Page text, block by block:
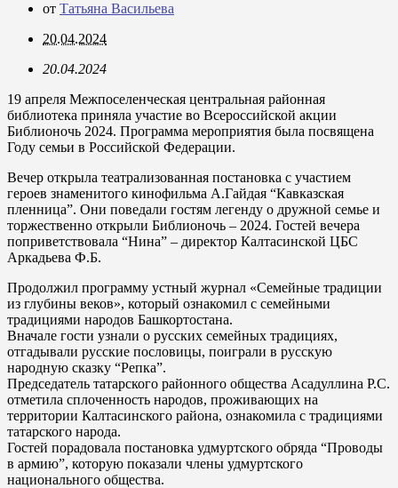
от Татьяна Васильева
20.04.2024
20.04.2024
19 апреля Межпоселенческая центральная районная
библиотека приняла участие во Всероссийской акции
Библионочь 2024. Программа мероприятия была посвящена
Году семьи в Российской Федерации.
Вечер открыла театрализованная постановка с участием
героев знаменитого кинофильма А.Гайдая “Кавказская
пленница”. Они поведали гостям легенду о дружной семье и
торжественно открыли Библионочь – 2024. Гостей вечера
поприветствовала “Нина” – директор Калтасинской ЦБС
Аркадьева Ф.Б.
Продолжил программу устный журнал «Семейные традиции
из глубины веков», который ознакомил с семейными
традициями народов Башкортостана.
Вначале гости узнали о русских семейных традициях,
отгадывали русские пословицы, поиграли в русскую
народную сказку “Репка”.
Председатель татарского районного общества Асадуллина Р.С.
отметила сплоченность народов, проживающих на
территории Калтасинского района, ознакомила с традициями
татарского народа.
Гостей порадовала постановка удмуртского обряда “Проводы
в армию”, которую показали члены удмуртского
национального общества.